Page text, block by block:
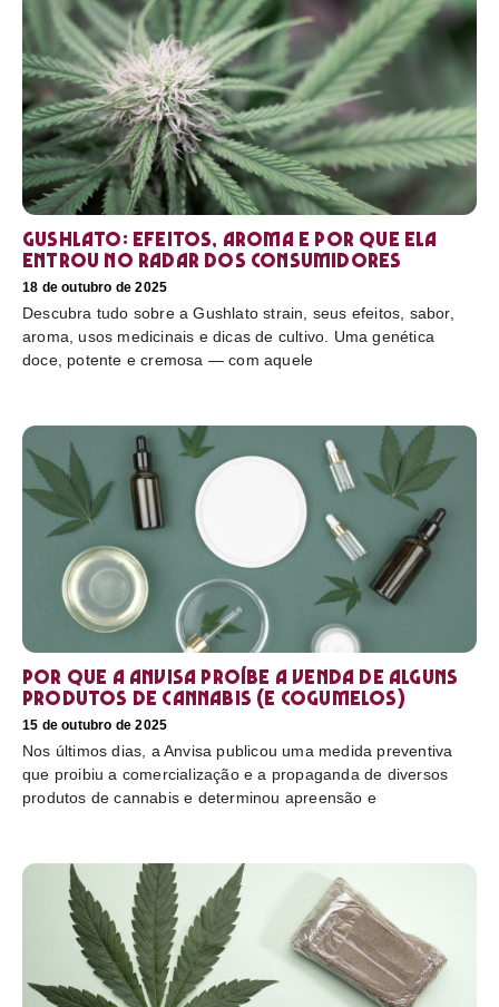
Gushlato: efeitos, aroma e por que ela
entrou no radar dos consumidores
18 de outubro de 2025
Descubra tudo sobre a Gushlato strain, seus efeitos, sabor,
aroma, usos medicinais e dicas de cultivo. Uma genética
doce, potente e cremosa — com aquele
Por que a Anvisa proíbe a venda de alguns
produtos de cannabis (e cogumelos)
15 de outubro de 2025
Nos últimos dias, a Anvisa publicou uma medida preventiva
que proibiu a comercialização e a propaganda de diversos
produtos de cannabis e determinou apreensão e